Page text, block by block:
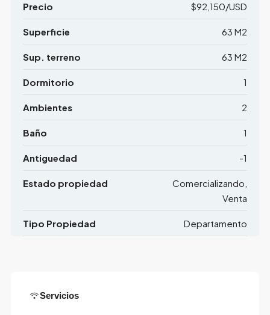
Precio $92,150/USD
Superficie 63 M2
Sup. terreno 63 M2
Dormitorio 1
Ambientes 2
Baño 1
Antiguedad -1
Estado propiedad
Comercializando,
Venta
Tipo Propiedad Departamento
Servicios